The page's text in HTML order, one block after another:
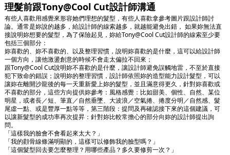
理髮前跟Tony@Cool Cut設計師溝通
有些人喜歡用感覺來形容她們理想的髮型，有些人喜歡拿參考圖片跟設計師討
論。通常是妳說的越多，給設計師的線索越多，就越能避免出錯， 如果妳無法直
接說明妳想要的髮型，為了保險起見，妳給Tony@Cool Cut設計師的線索至少要
包括三個部分：
妳喜歡的、妳不喜歡的、以及整理習慣，說明妳喜歡的是什麼，這可以給設計師
一個方向，讓他激盪創意的時候不會走太偏拉不回來；
跟Tony@Cool Cut說明妳不喜歡的是什麼，讓設計師避免誤觸地雷，不至於直接
犯下致命的錯誤；說明妳的整理習慣，設計師依照妳的造型能力設計髮型，可以
讓妳在離開沙龍後的每一天重新愛上妳的髮型，並且滿意得更久，針對妳喜歡或
不喜歡的部分，這些方向提供妳參考：風格感覺：比如甜美、個性、自然、某位
明星，或者長／短、筆直／自然垂墜、大波浪／空氣捲、捲度分明／自然感、髮
尾虛一點、或是豐厚一點等等，第三階段：提問及再確認接下來的這個建議，可
以讓新髮型的成功率再次提昇：針對妳比較常擔心的部分向妳的設計師提出詢
問。
「這樣我的臉會不會看起來太大？」
「我的顴骨線條滿明顯的，這樣可以修飾我的臉型嗎？」
「這個髮型回去要怎麼整理？用哪些產品？多久要修剪一次？」